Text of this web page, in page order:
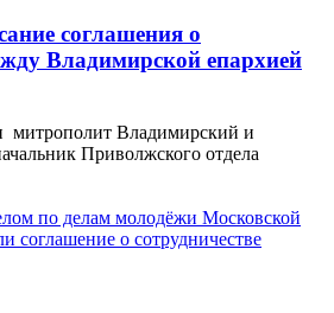
соглашения о
Владимирской епархией
митрополит Владимирский и
Приволжского отдела